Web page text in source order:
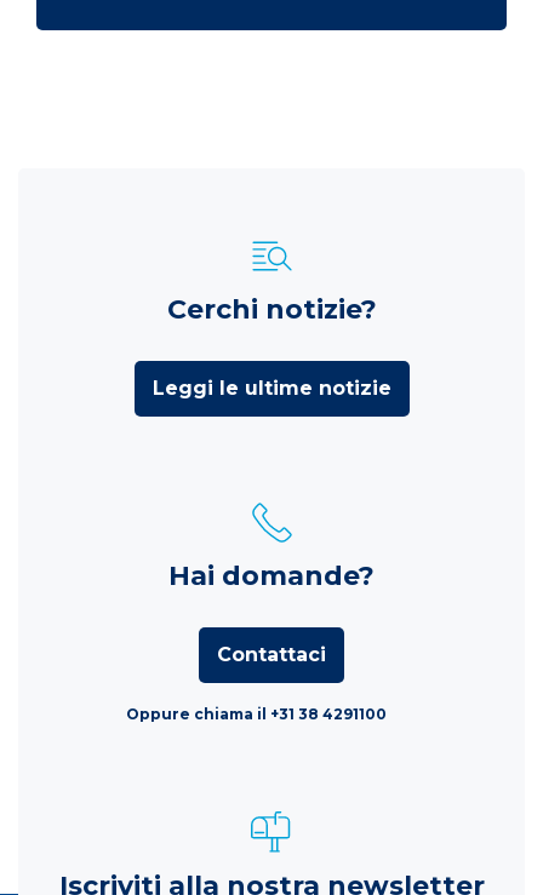
Cerchi notizie?
Leggi le ultime notizie
Hai domande?
Contattaci
Oppure chiama il +31 38 4291100
Iscriviti alla nostra newsletter